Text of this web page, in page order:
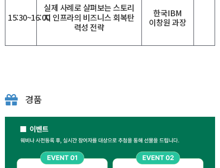
15:30~16:00
실제 사례로 살펴보는 스토리
지 인프라의 비즈니스 회복탄
력성 전략
한국IBM
이창원 과장
경품